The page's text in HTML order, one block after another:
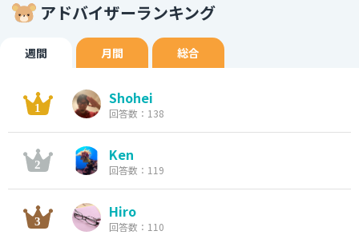
アドバイザーランキング
週間 月間 総合
Shohei
回答数：138
Ken
回答数：119
Hiro
回答数：110